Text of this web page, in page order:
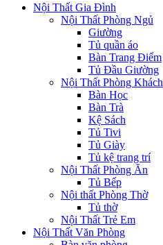
Nội Thất Gia Đình
Nội Thất Phòng Ngủ
Giường
Tủ quần áo
Bàn Trang Điểm
Tủ Đầu Giường
Nội Thất Phòng Khách
Bàn Học
Bàn Trà
Kệ Sách
Tủ Tivi
Tủ Giày
Tủ kệ trang trí
Nội Thất Phòng Ăn
Tủ Bếp
Nội thất Phòng Thờ
Tủ thờ
Nội Thất Trẻ Em
Nội Thất Văn Phòng